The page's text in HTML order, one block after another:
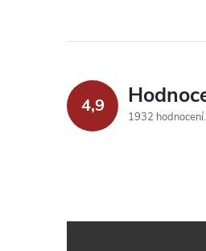
4,9
1932 hodnocení